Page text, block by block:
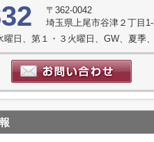
〒362-0042
埼玉県上尾市谷津２丁目
日、第１・３火曜日、GW、夏季